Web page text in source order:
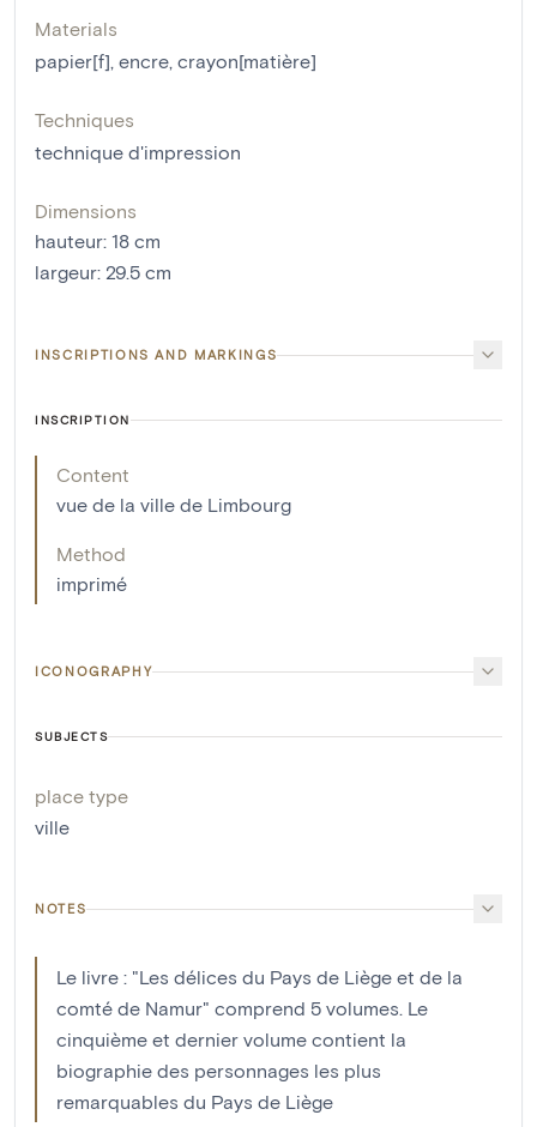
Materials
papier[f], encre, crayon[matière]
Techniques
technique d'impression
Dimensions
hauteur: 18 cm
largeur: 29.5 cm
INSCRIPTIONS AND MARKINGS
INSCRIPTION
Content
vue de la ville de Limbourg
Method
imprimé
ICONOGRAPHY
SUBJECTS
place type
ville
NOTES
Le livre : "Les délices du Pays de Liège et de la
comté de Namur" comprend 5 volumes. Le
cinquième et dernier volume contient la
biographie des personnages les plus
remarquables du Pays de Liège